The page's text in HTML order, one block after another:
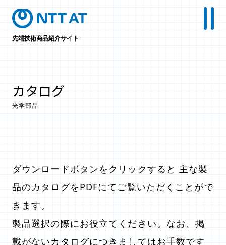
先端技術商品紹介サイト
カタログ
光学部品
ダウンロードボタンをクリックすると 主な製
品のカタログをPDFにてご覧いただくことがで
きます。
製品選択の際にお役立てください。なお、掲
載がないカタログにつきましてはお手数です